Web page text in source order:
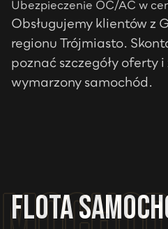
Ubezpieczenie OC/AC w
Obsługujemy klientów z
regionu Trójmiasto.
poznać szczegóły oferty
wymarzony samochód.
Flota